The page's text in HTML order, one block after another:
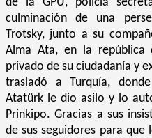
culminación de una
Trotsky, junto a su
Alma Ata, en la república
privado de su ciudadanía y
trasladó a Turquía,
Atatürk le dio asilo y lo
Prinkipo. Gracias a sus
de sus seguidores para